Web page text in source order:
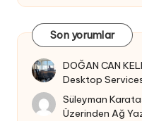
Son yorumlar
DOĞAN CAN
Desktop
Süleyman
Üzerinden Ağ